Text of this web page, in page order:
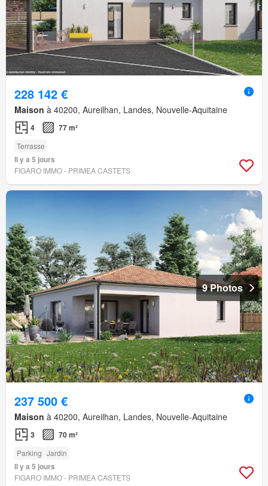
228 142 €
Maison à 40200, Aureilhan, Landes, Nouvelle-Aquitaine
4 77 m²
Terrasse
Il y a 5 jours
FIGARO IMMO - PRIMEA CASTETS
9 Photos
237 500 €
Maison à 40200, Aureilhan, Landes, Nouvelle-Aquitaine
3 70 m²
Parking Jardin
Il y a 5 jours
FIGARO IMMO - PRIMEA CASTETS